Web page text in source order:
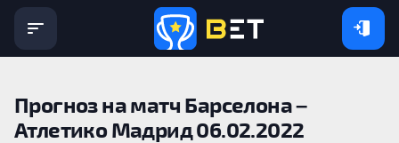
Прогноз на матч Барселона –
Атлетико Мадрид 06.02.2022